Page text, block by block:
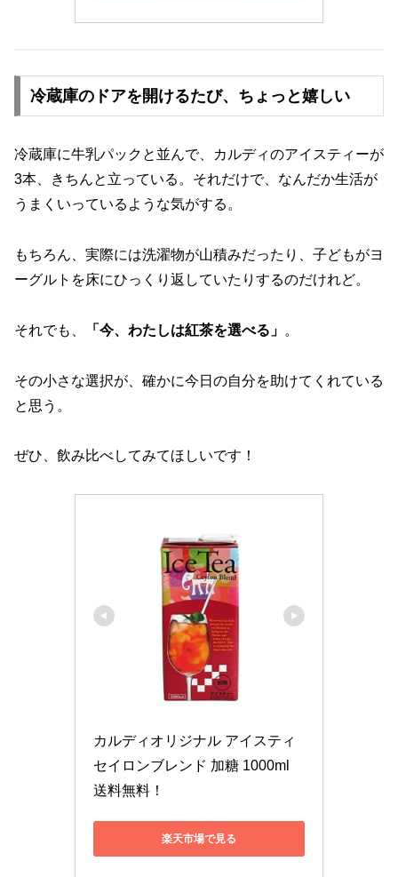
冷蔵庫のドアを開けるたび、ちょっと嬉しい
冷蔵庫に牛乳パックと並んで、カルディのアイスティーが
3本、きちんと立っている。それだけで、なんだか生活が
うまくいっているような気がする。
もちろん、実際には洗濯物が山積みだったり、子どもがヨ
ーグルトを床にひっくり返していたりするのだけれど。
それでも、 「今、わたしは紅茶を選べる」 。
その小さな選択が、確かに今日の自分を助けてくれている
と思う。
ぜひ、飲み比べしてみてほしいです！
カルディオリジナル アイスティ
セイロンブレンド 加糖 1000ml
送料無料！
楽天市場で見る